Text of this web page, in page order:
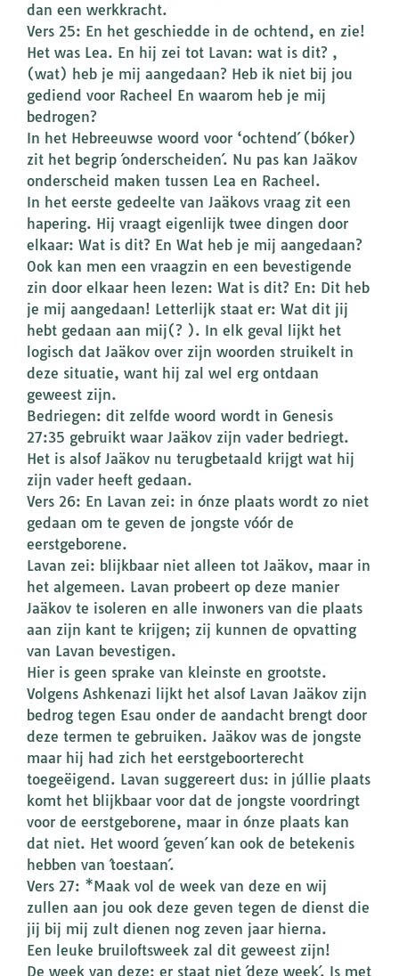
dan een werkkracht.
Vers 25: En het geschiedde in de ochtend, en zie!
Het was Lea. En hij zei tot Lavan: wat is dit? ,
(wat) heb je mij aangedaan? Heb ik niet bij jou
gediend voor Racheel En waarom heb je mij
bedrogen?
In het Hebreeuwse woord voor ‘ochtend´ (bóker)
zit het begrip ´onderscheiden´. Nu pas kan Jaäkov
onderscheid maken tussen Lea en Racheel.
In het eerste gedeelte van Jaäkovs vraag zit een
hapering. Hij vraagt eigenlijk twee dingen door
elkaar: Wat is dit? En Wat heb je mij aangedaan?
Ook kan men een vraagzin en een bevestigende
zin door elkaar heen lezen: Wat is dit? En: Dit heb
je mij aangedaan! Letterlijk staat er: Wat dit jij
hebt gedaan aan mij(? ). In elk geval lijkt het
logisch dat Jaäkov over zijn woorden struikelt in
deze situatie, want hij zal wel erg ontdaan
geweest zijn.
Bedriegen: dit zelfde woord wordt in Genesis
27:35 gebruikt waar Jaäkov zijn vader bedriegt.
Het is alsof Jaäkov nu terugbetaald krijgt wat hij
zijn vader heeft gedaan.
Vers 26: En Lavan zei: in ónze plaats wordt zo niet
gedaan om te geven de jongste vóór de
eerstgeborene.
Lavan zei: blijkbaar niet alleen tot Jaäkov, maar in
het algemeen. Lavan probeert op deze manier
Jaäkov te isoleren en alle inwoners van die plaats
aan zijn kant te krijgen; zij kunnen de opvatting
van Lavan bevestigen.
Hier is geen sprake van kleinste en grootste.
Volgens Ashkenazi lijkt het alsof Lavan Jaäkov zijn
bedrog tegen Esau onder de aandacht brengt door
deze termen te gebruiken. Jaäkov was de jongste
maar hij had zich het eerstgeboorterecht
toegeëigend. Lavan suggereert dus: in júllie plaats
komt het blijkbaar voor dat de jongste voordringt
voor de eerstgeborene, maar in ónze plaats kan
dat niet. Het woord ´geven´ kan ook de betekenis
hebben van ´toestaan´.
Vers 27: *Maak vol de week van deze en wij
zullen aan jou ook deze geven tegen de dienst die
jij bij mij zult dienen nog zeven jaar hierna.
Een leuke bruiloftsweek zal dit geweest zijn!
De week van deze: er staat niet ´deze week´. Is met